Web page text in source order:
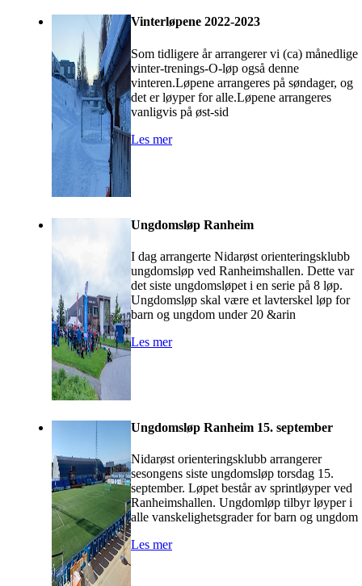
Vinterløpene 2022-2023
Som tidligere år arrangerer vi (ca) månedlige
vinter-trenings-O-løp også denne
vinteren.Løpene arrangeres på søndager, og
det er løyper for alle.Løpene arrangeres
vanligvis på øst-sid
Les mer
Ungdomsløp Ranheim
I dag arrangerte Nidarøst orienteringsklubb
ungdomsløp ved Ranheimshallen. Dette var
det siste ungdomsløpet i en serie på 8 løp.
Ungdomsløp skal være et lavterskel løp for
barn og ungdom under 20 &arin
Les mer
Ungdomsløp Ranheim 15. september
Nidarøst orienteringsklubb arrangerer
sesongens siste ungdomsløp torsdag 15.
september. Løpet består av sprintløyper ved
Ranheimshallen. Ungdomløp tilbyr løyper i
alle vanskelighetsgrader for barn og ungdom
Les mer